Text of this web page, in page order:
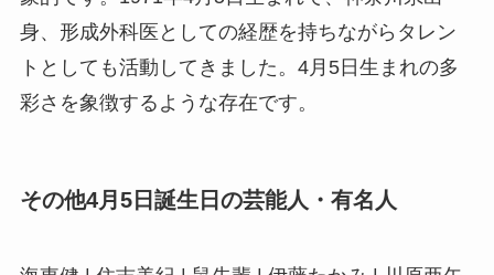
身、形成外科医としての経歴を持ちながらタレン
トとしても活動してきました。4月5日生まれの多
彩さを象徴するような存在です。
その他4月5日誕生日の芸能人・有名人